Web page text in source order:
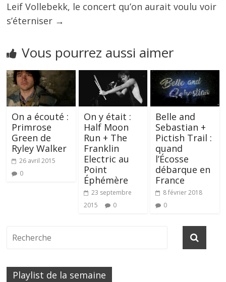
Leif Vollebekk, le concert qu’on aurait voulu voir
s’éterniser →
Vous pourrez aussi aimer
On a écouté :
Primrose
Green de
Ryley Walker
26 avril 2015
0
On y était :
Half Moon
Run + The
Franklin
Electric au
Point
Éphémère
23 septembre
2015
0
Belle and
Sebastian +
Pictish Trail :
quand
l’Écosse
débarque en
France
8 février 2018
0
Playlist de la semaine